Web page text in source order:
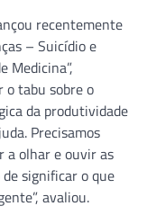
recentemente
– Suicídio e
Medicina”,
o tabu sobre o
da produtividade
Precisamos
a olhar e ouvir as
significar o que
avaliou.